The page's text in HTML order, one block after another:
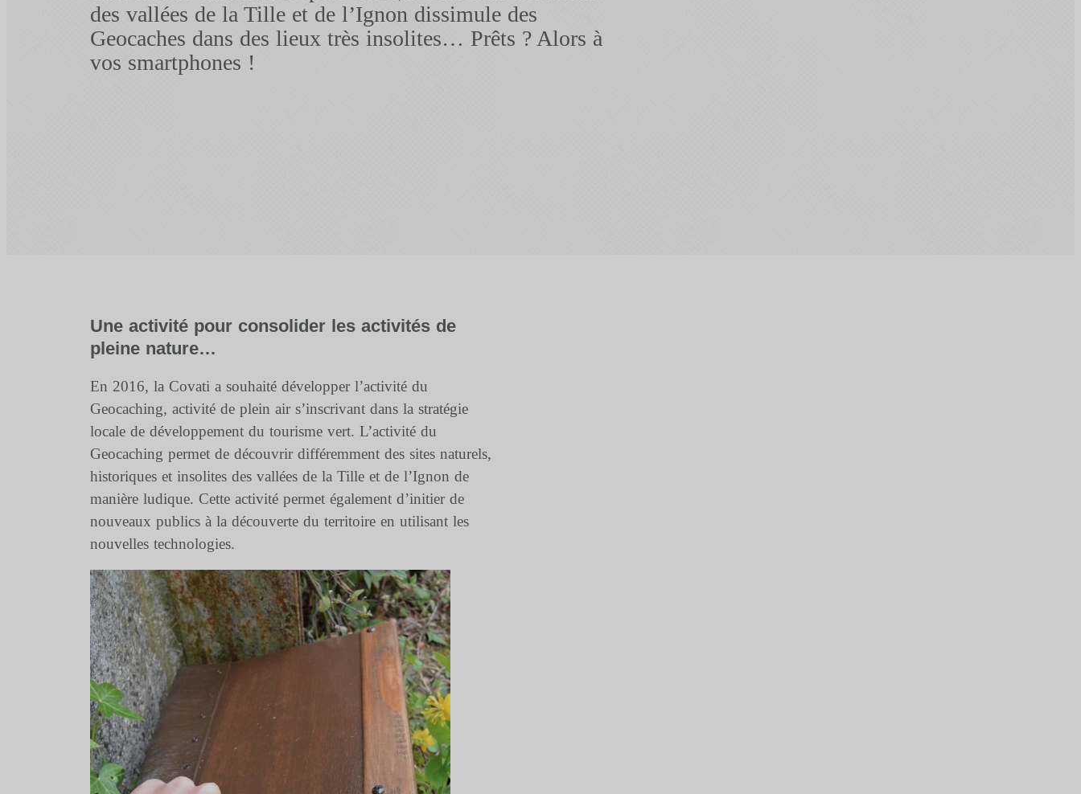
des vallées de la Tille et de l’Ignon dissimule des
Geocaches dans des lieux très insolites… Prêts ? Alors à
vos smartphones !
Une activité pour consolider les activités de
pleine nature…
En 2016, la Covati a souhaité développer l’activité du
Geocaching, activité de plein air s’inscrivant dans la stratégie
locale de développement du tourisme vert. L’activité du
Geocaching permet de découvrir différemment des sites naturels,
historiques et insolites des vallées de la Tille et de l’Ignon de
manière ludique. Cette activité permet également d’initier de
nouveaux publics à la découverte du territoire en utilisant les
nouvelles technologies.